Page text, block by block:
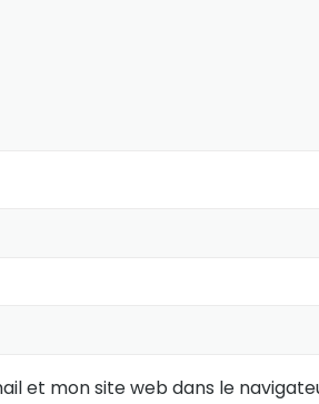
et mon site web dans le